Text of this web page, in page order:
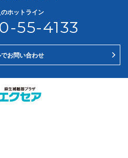
のホットライン
55-4133
でお問い合わせ